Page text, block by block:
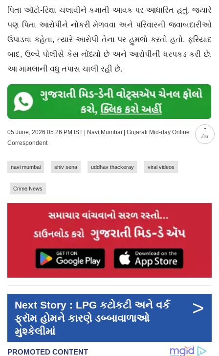
ટોચ
પિતા ઑટો-રિક્ષા ચલાવીને કમાતી આવક પર આધારિત હતું. જ્યારે
પણ પિતા આરોપીને નોકરી મેળવવા અને પરિવારની જવાબદારીઓ
ઉપાડવા કહેતા, ત્યારે આરોપી તેના પર હુમલો કરતો હતો. ફરિયાદ
બાદ, ઉલ્વે પોલીસે કેસ નોંધ્યો છે અને આરોપીની ધરપકડ કરી છે.
આ મામલાની વધુ તપાસ ચાલી રહી છે.
05 June, 2026 05:26 PM IST | Navi Mumbai | Gujarati Mid-day Online
Correspondent
navi mumbai shiv sena uddhav thackeray viral videos
Crime News
Next Story : LPG કટોકટી અને વર્ક
ફ્રૉમ હોમને કારણે ડબ્બાવાળાઓ
મુશ્કેલીમાં
>